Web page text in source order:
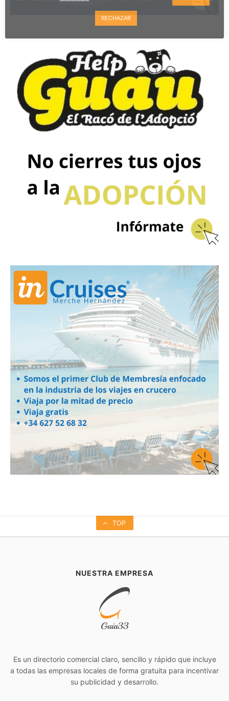
TOP
NUESTRA EMPRESA
Es un directorio comercial claro, sencillo y rápido que incluye
a todas las empresas locales de forma gratuita para incentivar
su publicidad y desarrollo.
RECHAZAR